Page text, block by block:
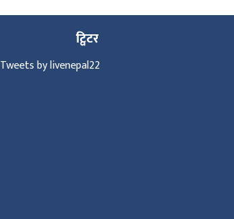
ट्विटर
Tweets by livenepal22